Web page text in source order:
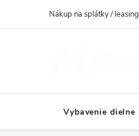
Nákup na splátky / leasing
Vybavenie dielne